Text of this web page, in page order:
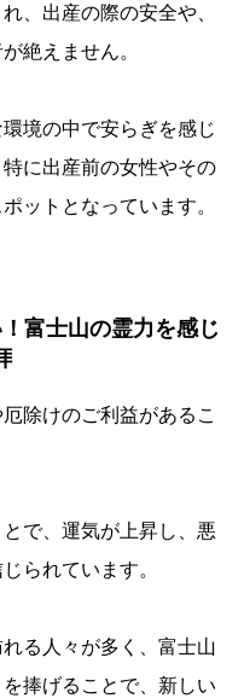
、出産の際の安全や、
絶えません。
境の中で安らぎを感じ
に出産前の女性やその
ットとなっています。
富士山の霊力を感じ
除けのご利益があるこ
で、運気が上昇し、悪
られています。
る人々が多く、富士山
捧げることで、新しい